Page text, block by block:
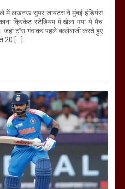
में लखनऊ सुपर जायंट्स ने मुंबई इंडियंस
क्रिकेट स्टेडियम में खेला गया ये मैच
टॉस गंवाकर पहले बल्लेबाजी करते हुए
20 […]